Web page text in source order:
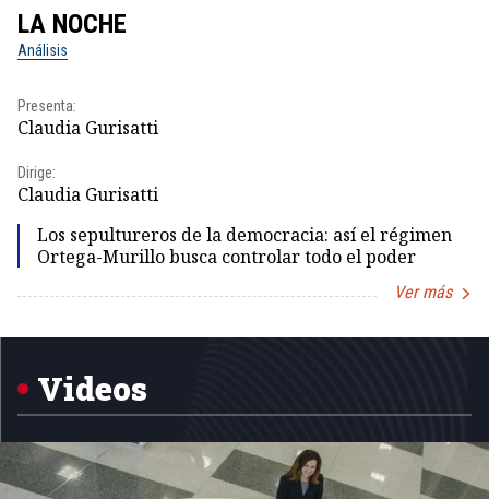
LA NOCHE
Análisis
Presenta:
Claudia Gurisatti
Dirige:
Claudia Gurisatti
Los sepultureros de la democracia: así el régimen
Ortega-Murillo busca controlar todo el poder
Ver más
1
Videos